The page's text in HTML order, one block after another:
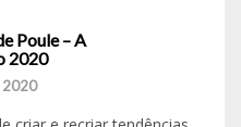
Poule – A
2020
2020